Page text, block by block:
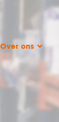
Over ons